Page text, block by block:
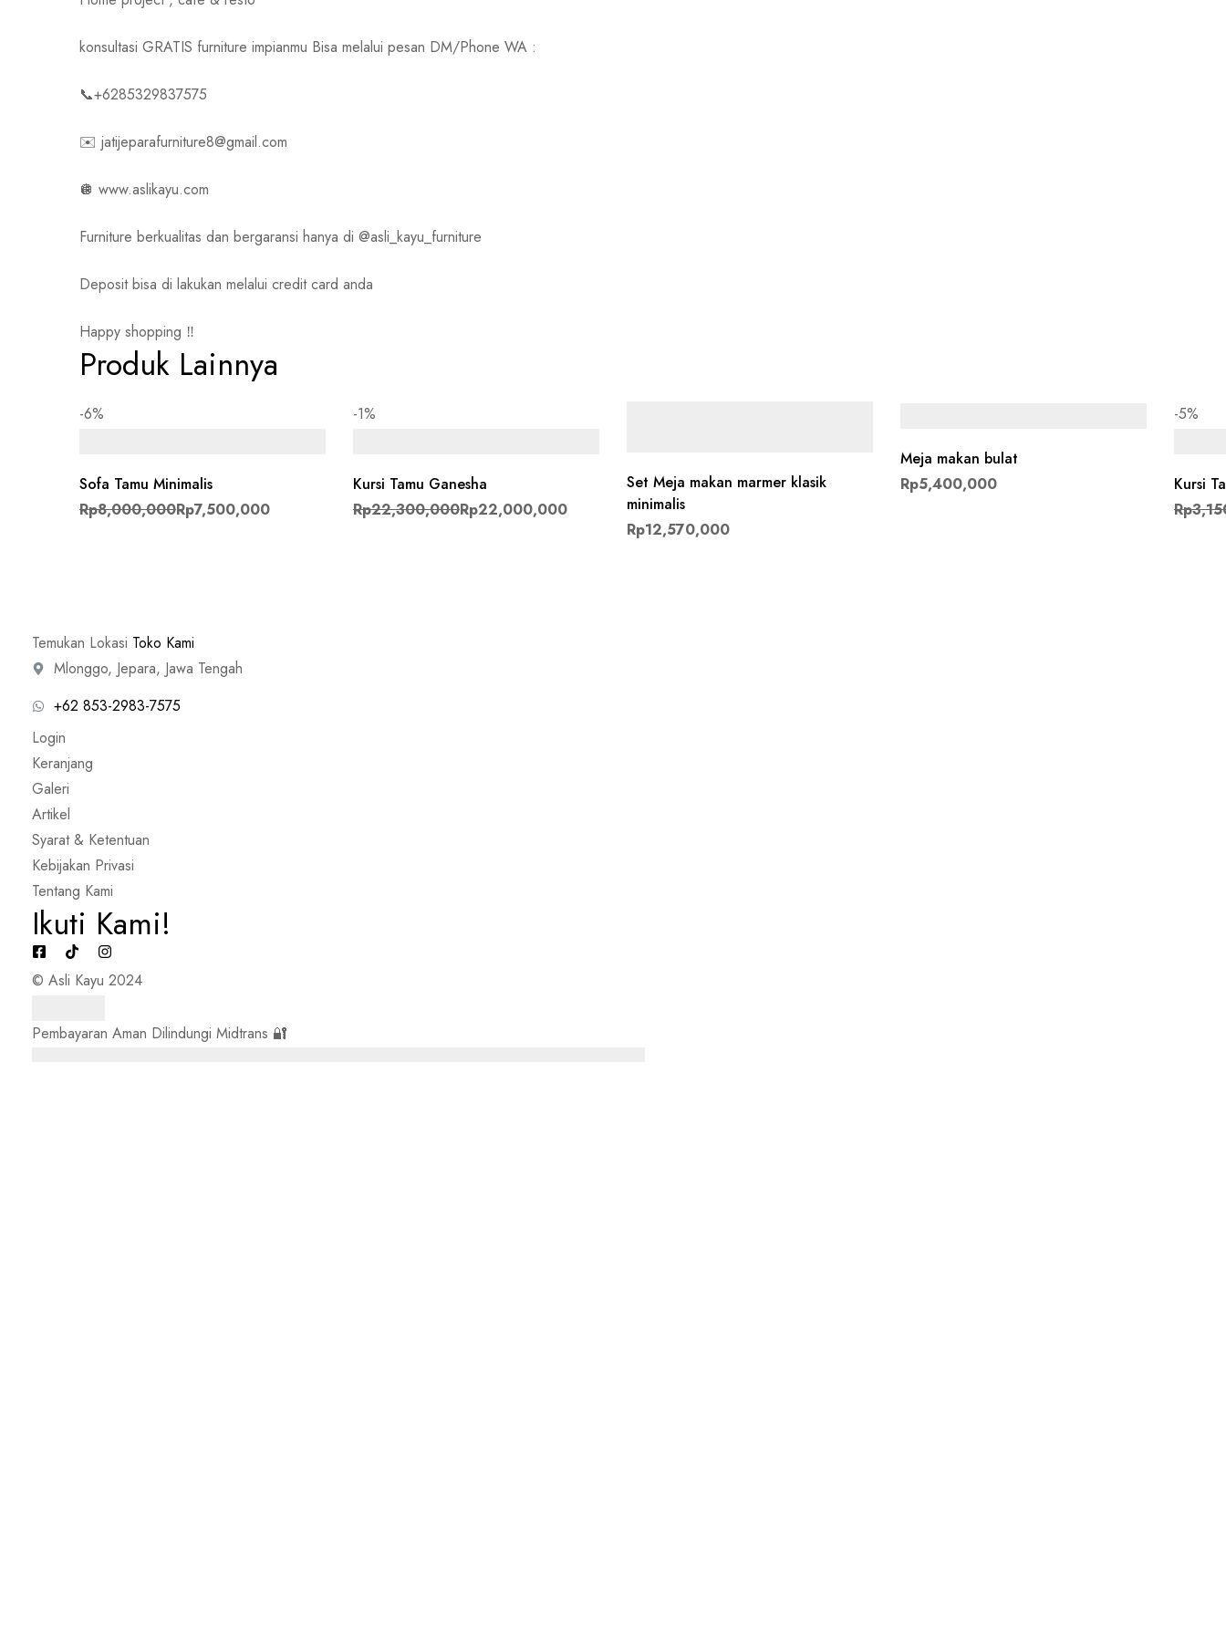
konsultasi GRATIS furniture impianmu Bisa melalui pesan DM/Phone WA :
📞+6285329837575
✉️ jatijeparafurniture8@gmail.com
🪩 www.aslikayu.com
Furniture berkualitas dan bergaransi hanya di @asli_kayu_furniture
Deposit bisa di lakukan melalui credit card anda
Happy shopping ‼️
Produk Lainnya
-6%
Sofa Tamu Minimalis
Rp8,000,000Harga aslinya adalah: Rp8,000,000.
Rp7,500,000 Harga saat ini adalah: Rp7,500,000.
-1%
Kursi Tamu Ganesha
Rp22,300,000Harga aslinya adalah: Rp22,300,000.
Rp22,000,000 Harga saat ini adalah: Rp22,000,000.
Set Meja makan marmer klasik
minimalis
Rp12,570,000
Meja makan bulat
Rp5,400,000
-5%
Kursi
Rp
Temukan Lokasi Toko Kami
Mlonggo, Jepara, Jawa Tengah
+62 853-2983-7575
Login
Keranjang
Galeri
Artikel
Syarat & Ketentuan
Kebijakan Privasi
Tentang Kami
Ikuti Kami!
© Asli Kayu 2024
Pembayaran Aman Dilindungi Midtrans 🔐